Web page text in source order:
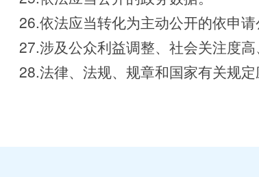
26.依法应当转化为主动公开的依申请
27.涉及公众利益调整、社会关注度高
28.法律、法规、规章和国家有关规定